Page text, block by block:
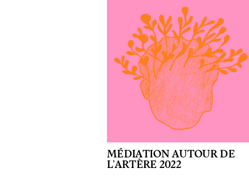
MÉDIATION AUTOUR DE
L'ARTÈRE 2022